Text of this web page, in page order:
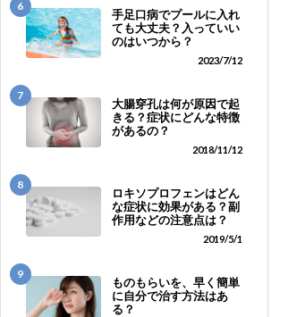
6
手足口病でプールに入れ
ても大丈夫？入っていい
のはいつから？
2023/7/12
7
大腸穿孔は何が原因で起
きる？症状にどんな特徴
があるの？
2018/11/12
8
ロキソプロフェンはどん
な症状に効果がある？副
作用などの注意点は？
2019/5/1
9
ものもらいを、早く簡単
に自分で治す方法はあ
る？